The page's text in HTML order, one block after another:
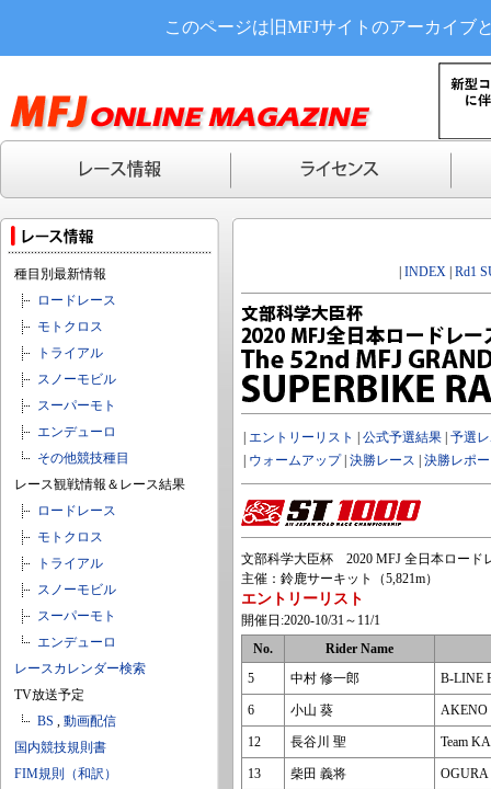
このページは旧MFJサイトのアーカイブ
種目別最新情報
ロードレース
モトクロス
トライアル
スノーモビル
スーパーモト
エンデューロ
その他競技種目
レース観戦情報＆レース結果
ロードレース
モトクロス
トライアル
スノーモビル
スーパーモト
エンデューロ
レースカレンダー検索
TV放送予定
BS , 動画配信
国内競技規則書
FIM規則（和訳）
INDEX Rd1
エントリーリスト 公式予選結果 予選
ウォームアップ| 決勝レース 決勝レポ
文部科学大臣杯 2020 MFJ 全日本ロード
主催：鈴鹿サーキット（5,821m）
エントリーリスト
開催日:2020-10/31～11/1
No.
Rider Name
5
中村 修一郎 B-LINE
6 小山 葵 AKENO
12 長谷川 聖 Team
13 柴田 義将